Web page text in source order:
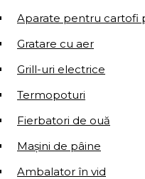
Aparate pentru cartofi
Gratare cu aer
Grill-uri electrice
Termopoturi
Fierbatori de ouă
Mașini de pâine
Ambalator în vid